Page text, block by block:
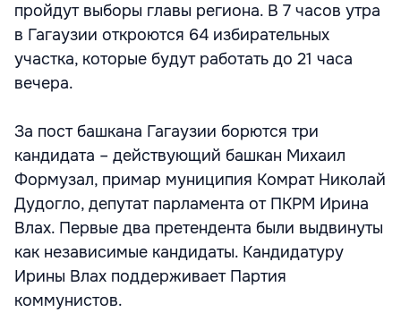
пройдут выборы главы региона. В 7 часов утра
в Гагаузии откроются 64 избирательных
участка, которые будут работать до 21 часа
вечера.
За пост башкана Гагаузии борются три
кандидата – действующий башкан Михаил
Формузал, примар муниципия Комрат Николай
Дудогло, депутат парламента от ПКРМ Ирина
Влах. Первые два претендента были выдвинуты
как независимые кандидаты. Кандидатуру
Ирины Влах поддерживает Партия
коммунистов.